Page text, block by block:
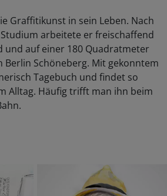
Graffitikunst in sein Leben. Nach
arbeitete er freischaffend
und auf einer 180 Quadratmeter
Berlin Schöneberg. Mit gekonntem
Tagebuch und findet so
Alltag. Häufig trifft man ihn beim